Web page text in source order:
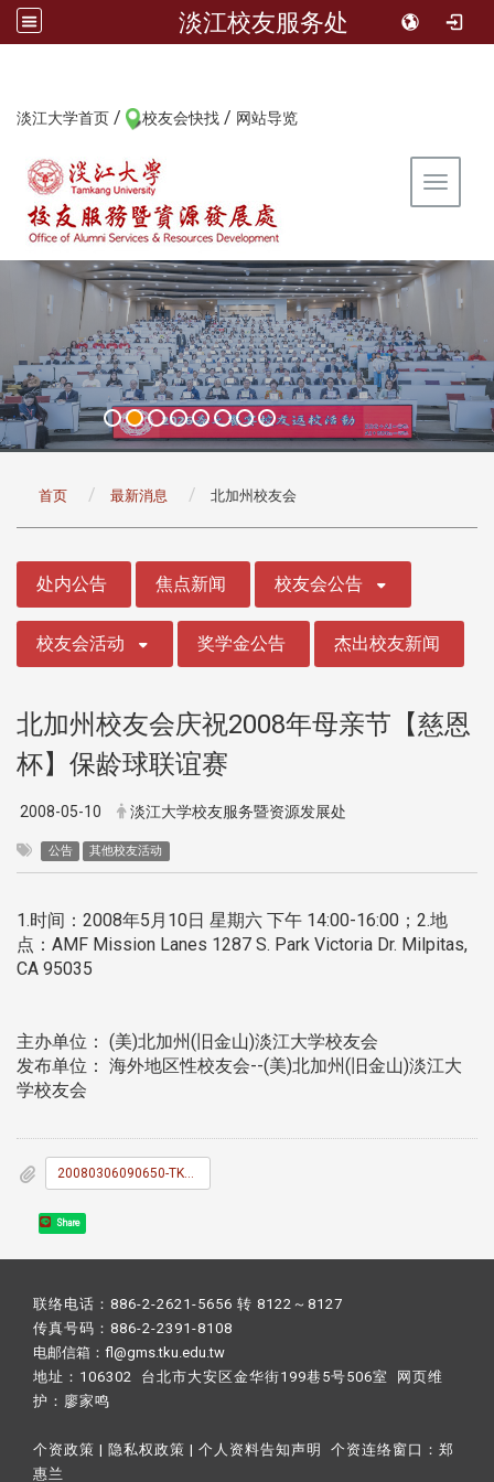
淡江校友服务处
淡江大学首页 / 校友会快找 / 网站导览
Toggle
首页 最新消息 北加州校友会
处内公告 焦点新闻 校友会公告
校友会活动 奖学金公告 杰出校友新闻
北加州校友会庆祝2008年母亲节【慈恩
杯】保龄球联谊赛
2008-05-10 淡江大学校友服务暨资源发展处
公告 其他校友活动
1.时间：2008年5月10日 星期六 下午 14:00-16:00；2.地
点：AMF Mission Lanes 1287 S. Park Victoria Dr. Milpitas,
CA 95035
主办单位： (美)北加州(旧金山)淡江大学校友会
发布单位： 海外地区性校友会--(美)北加州(旧金山)淡江大
学校友会
20080306090650-TKU_News_042.doc
Share
联络电话：886-2-2621-5656 转 8122～8127
传真号码：886-2-2391-8108
电邮信箱：fl@gms.tku.edu.tw
地址：106302 台北市大安区金华街199巷5号506室 网页维
护： 廖家鸣​
个资政策 | 隐私权政策 | 个人资料告知声明 个资连络窗口： 郑
惠兰